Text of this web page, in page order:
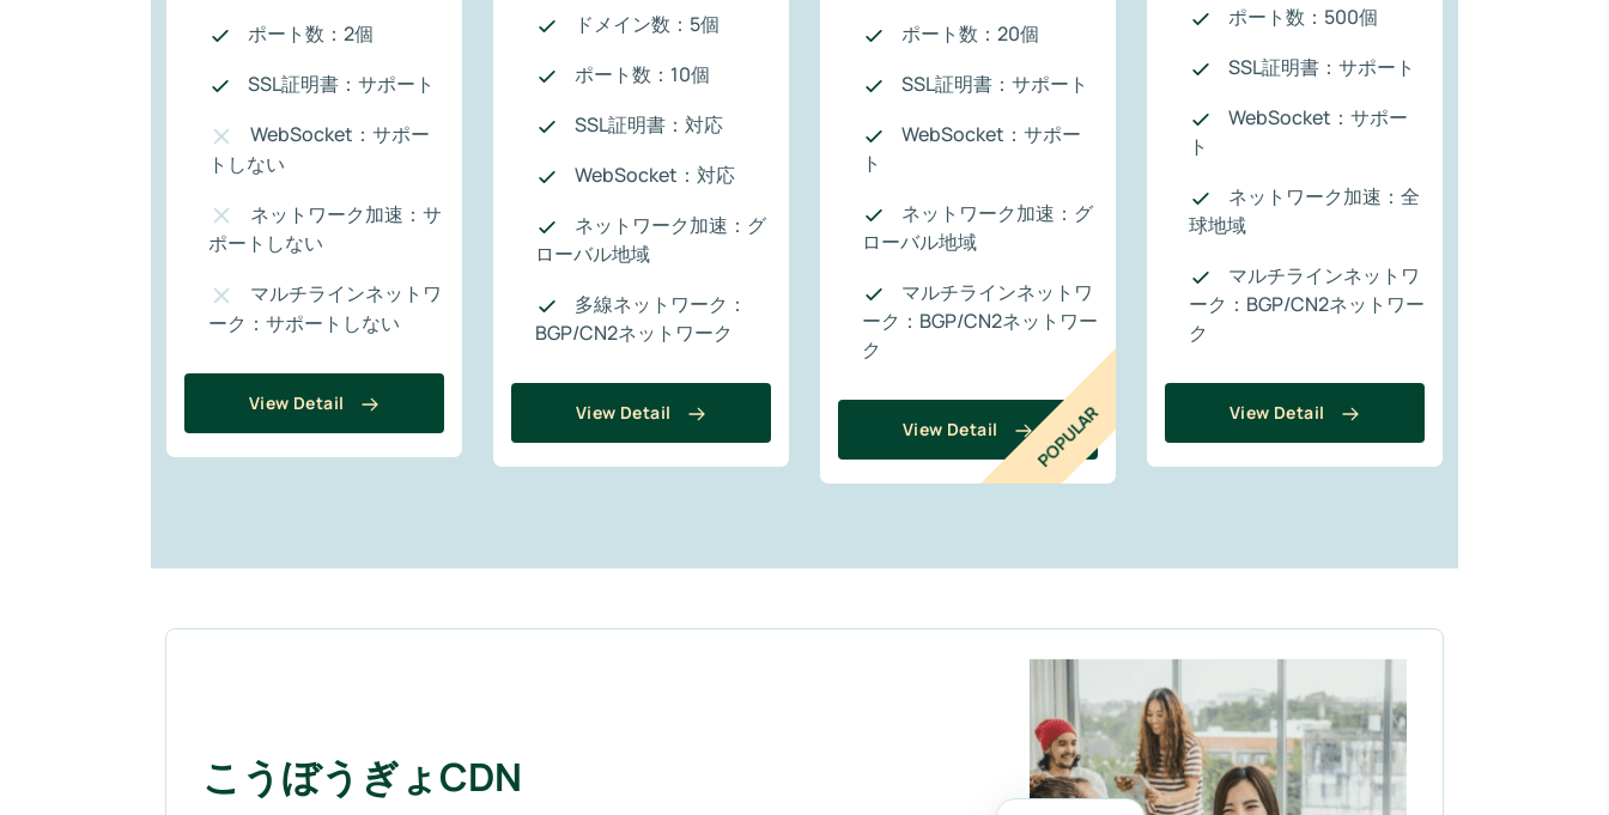
ポート数：2個
SSL証明書：サポート
WebSocket：サポー
トしない
ネットワーク加速：サ
ポートしない
マルチラインネットワ
ーク：サポートしない
View Detail
ドメイン数：5個
ポート数：10個
SSL証明書：対応
WebSocket：対応
ネットワーク加速：グ
ローバル地域
多線ネットワーク：
BGP/CN2ネットワーク
View Detail POPULAR
ポート数：20個
SSL証明書：サポート
WebSocket：サポー
ト
ネットワーク加速：グ
ローバル地域
マルチラインネットワ
ーク：BGP/CN2ネットワー
ク
View Detail
ポート数：500個
SSL証明書：サポート
WebSocket：サポー
ト
ネットワーク加速：全
球地域
マルチラインネットワ
ーク：BGP/CN2ネットワー
ク
View Detail
こうぼうぎょCDN